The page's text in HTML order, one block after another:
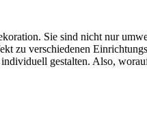
Sie sind nicht nur
zu verschiedenen
gestalten. Also,